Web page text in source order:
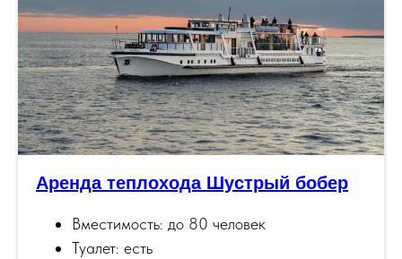
Аренда теплохода Шустрый бобер
Вместимость: до 80 человек
Туалет: есть